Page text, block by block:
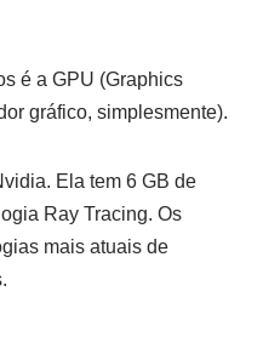
é a GPU (Graphics
gráfico, simplesmente).
Ela tem 6 GB de
Ray Tracing. Os
mais atuais de